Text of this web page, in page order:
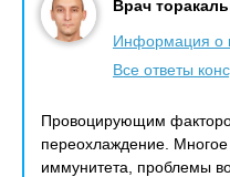
Врач
Информация о
Все ответы
Провоцирующим
переохлаждение. Многое
иммунитета, проблемы